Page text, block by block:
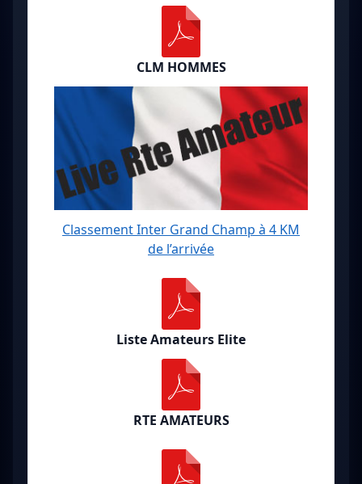
CLM HOMMES
Classement Inter Grand Champ à 4 KM
de l’arrivée
Liste Amateurs Elite
RTE AMATEURS